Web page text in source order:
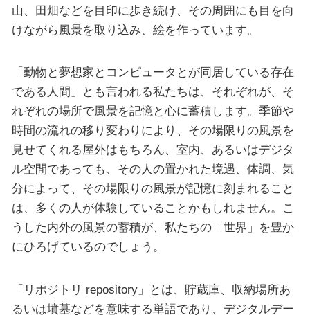
山、田畑などを目印に歩き続け、その周囲にも目を向
けながら風景を取り込み、絵を作っています。
「動物と夢想家とコンピュータとが同居している存在
である人間」とも言われる私たちは、それぞれが、そ
れぞれの場所で風景を記憶と心に蓄積します。季節や
時間の流れの移り変わりにより、その場限りの風景を
見せてくれる屋外はもちろん、室内、あるいはデジタ
ル空間であっても、その人の置かれた境遇、体調、気
分によって、その場限りの風景が記憶に刻まれること
は、多くの人が体験していることかもしれません。こ
うした内外の風景の蓄積が、私たちの「世界」を豊か
にひろげているのでしょう。
「リポジトリ repository」とは、貯蔵庫、収納場所あ
るいは墳墓などを意味する単語であり、デジタルデー